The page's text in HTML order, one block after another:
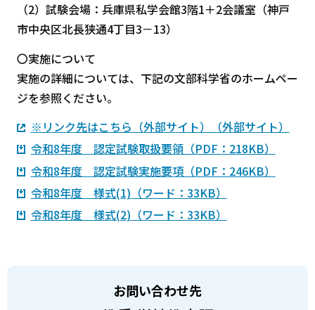
（2）試験会場：兵庫県私学会館3階1＋2会議室（神戸
市中央区北長狭通4丁目3－13）
〇実施について
実施の詳細については、下記の文部科学省のホームペー
ジを参照ください。
※リンク先はこちら（外部サイト）（外部サイト）
令和8年度 認定試験取扱要領（PDF：218KB）
令和8年度 認定試験実施要項（PDF：246KB）
令和8年度 様式(1)（ワード：33KB）
令和8年度 様式(2)（ワード：33KB）
お問い合わせ先